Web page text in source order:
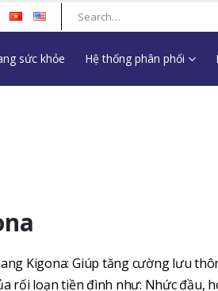
sức khỏe Hệ thống phân phối
Kigona: Giúp tăng cường lưu
rối loạn tiền đình như: Nhức đầu,